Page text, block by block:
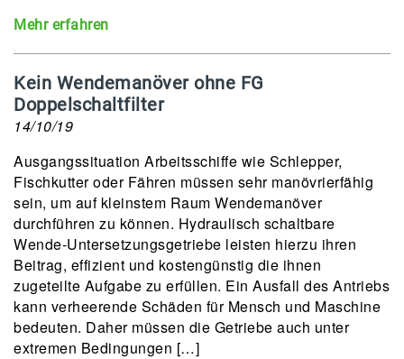
Mehr erfahren
Kein Wendemanöver ohne FG
Doppelschaltfilter
14/10/19
Ausgangssituation Arbeitsschiffe wie Schlepper,
Fischkutter oder Fähren müssen sehr manövrierfähig
sein, um auf kleinstem Raum Wendemanöver
durchführen zu können. Hydraulisch schaltbare
Wende-Untersetzungsgetriebe leisten hierzu ihren
Beitrag, effizient und kostengünstig die ihnen
zugeteilte Aufgabe zu erfüllen. Ein Ausfall des Antriebs
kann verheerende Schäden für Mensch und Maschine
bedeuten. Daher müssen die Getriebe auch unter
extremen Bedingungen […]